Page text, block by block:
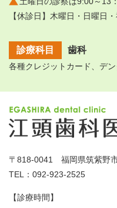
【休診日】木曜日・日曜日
診療科目 歯科
各種クレジットカード、デ
〒818-0041 福岡県筑紫野
TEL：092-923-2525
【診療時間】